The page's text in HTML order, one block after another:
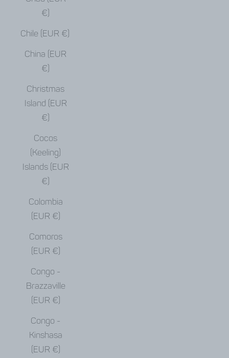
€)
Chile (EUR €)
China (EUR
€)
Christmas
Island (EUR
€)
Cocos
(Keeling)
Islands (EUR
€)
Colombia
(EUR €)
Comoros
(EUR €)
Congo -
Brazzaville
(EUR €)
Congo -
Kinshasa
(EUR €)